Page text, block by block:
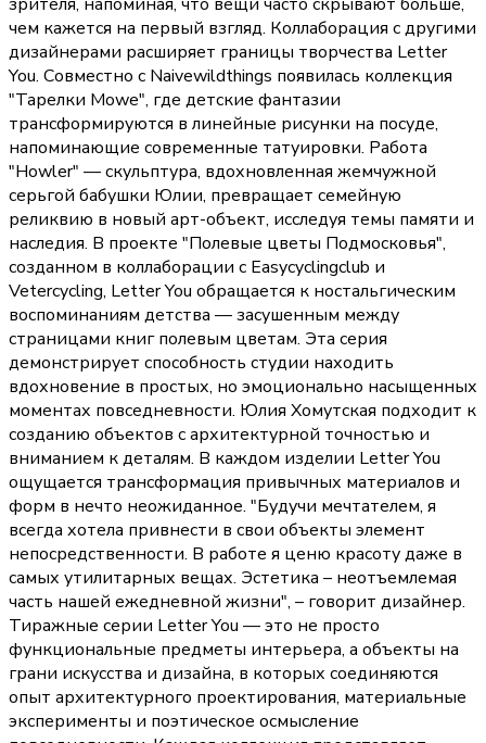
чем кажется на первый взгляд. Коллаборация с другими
дизайнерами расширяет границы творчества Letter
You. Совместно с Naivewildthings появилась коллекция
"Тарелки Mowe", где детские фантазии
трансформируются в линейные рисунки на посуде,
напоминающие современные татуировки. Работа
"Howler" — скульптура, вдохновленная жемчужной
серьгой бабушки Юлии, превращает семейную
реликвию в новый арт-объект, исследуя темы памяти и
наследия. В проекте "Полевые цветы Подмосковья",
созданном в коллаборации с Easycyclingclub и
Vetercycling, Letter You обращается к ностальгическим
воспоминаниям детства — засушенным между
страницами книг полевым цветам. Эта серия
демонстрирует способность студии находить
вдохновение в простых, но эмоционально насыщенных
моментах повседневности. Юлия Хомутская подходит к
созданию объектов с архитектурной точностью и
вниманием к деталям. В каждом изделии Letter You
ощущается трансформация привычных материалов и
форм в нечто неожиданное. "Будучи мечтателем, я
всегда хотела привнести в свои объекты элемент
непосредственности. В работе я ценю красоту даже в
самых утилитарных вещах. Эстетика – неотъемлемая
часть нашей ежедневной жизни", – говорит дизайнер.
Тиражные серии Letter You — это не просто
функциональные предметы интерьера, а объекты на
грани искусства и дизайна, в которых соединяются
опыт архитектурного проектирования, материальные
эксперименты и поэтическое осмысление